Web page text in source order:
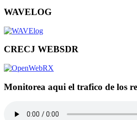
WAVELOG
CRECJ WEBSDR
Monitorea aqui el trafico de los